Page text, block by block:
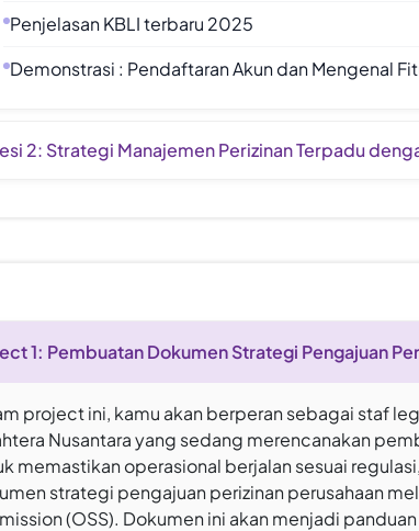
Penjelasan KBLI terbaru 2025
Demonstrasi : Pendaftaran Akun dan Mengenal
2: Strategi Manajemen Perizinan Terpadu
1: Pembuatan Dokumen Strategi Pengajuan
project ini, kamu akan berperan sebagai staf
Nusantara yang sedang merencanakan
memastikan operasional berjalan sesuai
strategi pengajuan perizinan perusahaan
(OSS). Dokumen ini akan menjadi